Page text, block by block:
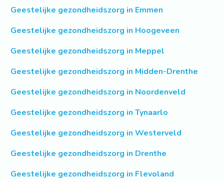
Geestelijke gezondheidszorg in Emmen
Geestelijke gezondheidszorg in Hoogeveen
Geestelijke gezondheidszorg in Meppel
Geestelijke gezondheidszorg in Midden-Drenthe
Geestelijke gezondheidszorg in Noordenveld
Geestelijke gezondheidszorg in Tynaarlo
Geestelijke gezondheidszorg in Westerveld
Geestelijke gezondheidszorg in Drenthe
Geestelijke gezondheidszorg in Flevoland